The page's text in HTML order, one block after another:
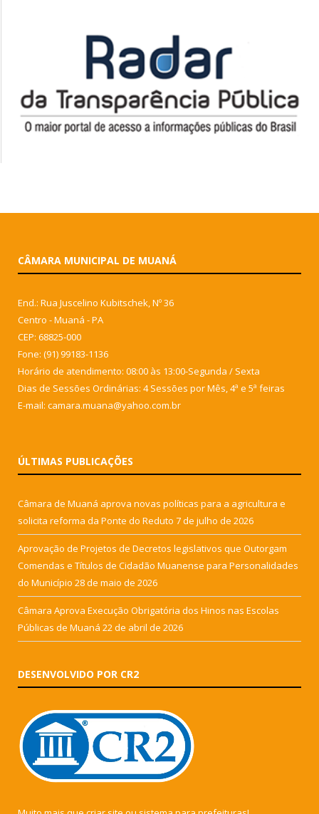
CÂMARA MUNICIPAL DE MUANÁ
End.: Rua Juscelino Kubitschek, Nº 36
Centro - Muaná - PA
CEP: 68825-000
Fone: (91) 99183-1136
Horário de atendimento: 08:00 às 13:00-Segunda / Sexta
Dias de Sessões Ordinárias: 4 Sessões por Mês, 4ª e 5ª feiras
E-mail: camara.muana@yahoo.com.br
ÚLTIMAS PUBLICAÇÕES
Câmara de Muaná aprova novas políticas para a agricultura e
solicita reforma da Ponte do Reduto 7 de julho de 2026
Aprovação de Projetos de Decretos legislativos que Outorgam
Comendas e Títulos de Cidadão Muanense para Personalidades
do Município 28 de maio de 2026
Câmara Aprova Execução Obrigatória dos Hinos nas Escolas
Públicas de Muaná 22 de abril de 2026
DESENVOLVIDO POR CR2